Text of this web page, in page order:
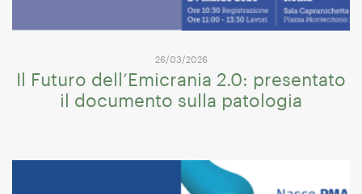
26/03/2026
Il Futuro dell’Emicrania 2.0: presentato
il documento sulla patologia